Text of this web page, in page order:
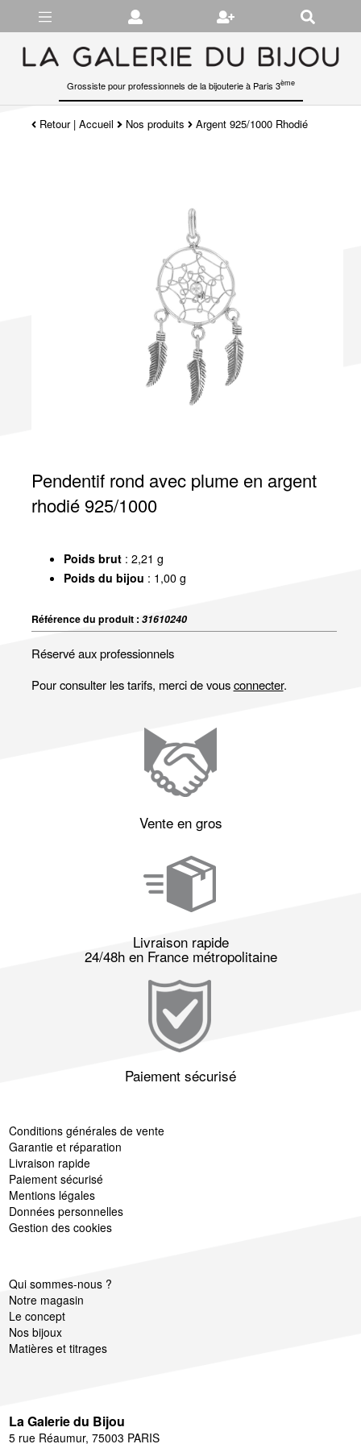
Grossiste pour professionnels de la bijouterie à Paris 3ème
Retour|Accueil Nos produits Argent 925/1000 Rhodié
Pendentif rond avec plume en argent
rhodié 925/1000
Poids brut: 2,21 g
Poids du bijou : 1,00 g
Référence du produit : 31610240
Réservé aux professionnels
Pour consulter les tarifs, merci de vousconnecter.
Vente en gros
Livraison rapide
24/48h en France métropolitaine
Paiement sécurisé
Conditions générales de vente
Garantie et réparation
Livraison rapide
Paiement sécurisé
Mentions légales
Données personnelles
Gestion des cookies
Qui sommes-nous ?
Notre magasin
Le concept
Nos bijoux
Matières et titrages
La Galerie du Bijou
5 rue Réaumur, 75003 PARIS
Gérer les préférences en matière de cookies